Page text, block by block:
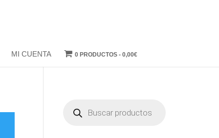
MI CUENTA 0 PRODUCTOS 0,00€
productos